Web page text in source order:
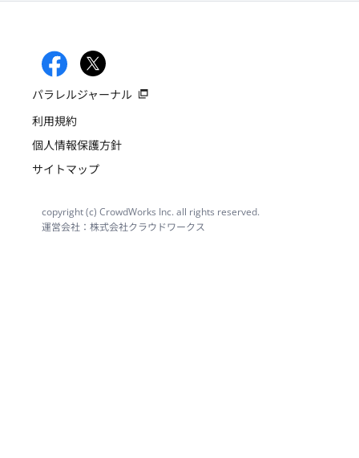
パラレルジャーナル
利用規約
個人情報保護方針
サイトマップ
copyright (c) CrowdWorks Inc. all rights reserved.
運営会社：株式会社クラウドワークス